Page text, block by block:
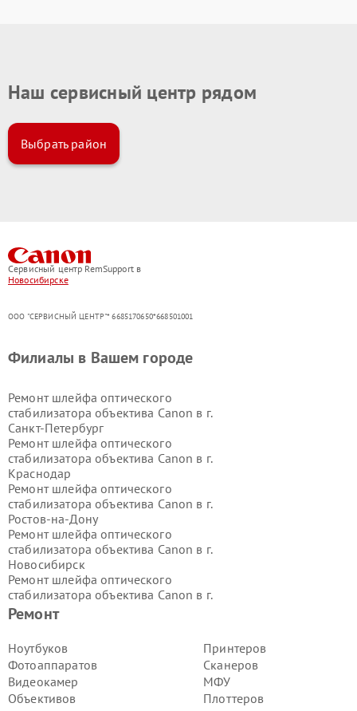
Наш сервисный центр рядом
Выбрать район
Сервисный центр RemSupport в
Новосибирске
ООО "СЕРВИСНЫЙ ЦЕНТР"* 6685170650*668501001
Ремонт
Ноутбуков
Фотоаппаратов
Видеокамер
Объективов
Принтеров
Сканеров
МФУ
Плоттеров
Филиалы в Вашем городе
Ремонт шлейфа оптического
стабилизатора объектива Canon в г.
Санкт-Петербург
Ремонт шлейфа оптического
стабилизатора объектива Canon в г.
Краснодар
Ремонт шлейфа оптического
стабилизатора объектива Canon в г.
Ростов-на-Дону
Ремонт шлейфа оптического
стабилизатора объектива Canon в г.
Новосибирск
Ремонт шлейфа оптического
стабилизатора объектива Canon в г.
Екатеринбург
стабилизатора объектива Canon в г.
Казань
Ремонт шлейфа оптического
стабилизатора объектива Canon в г.
Воронеж